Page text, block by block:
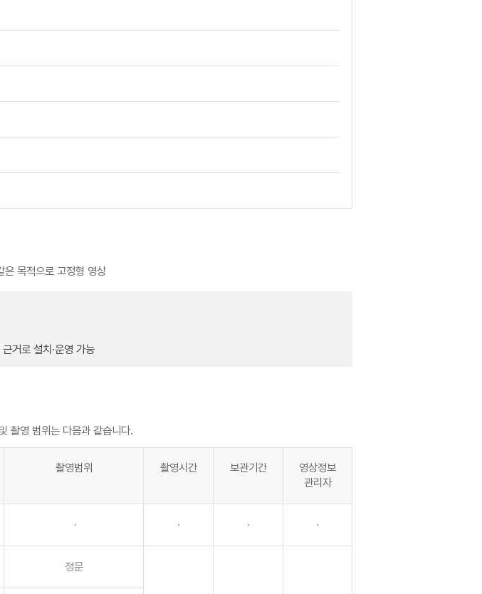
은 목적으로 고정형 영상
거로 설치·운영 가능
촬영 범위는 다음과 같습니다.
촬영범위 촬영시간 보관기간
영상정보
관리자
· · · ·
정문